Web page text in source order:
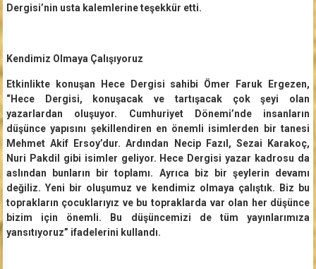
Dergisi’nin usta kalemlerine teşekkür etti.
Kendimiz Olmaya Çalışıyoruz
Etkinlikte konuşan Hece Dergisi sahibi Ömer Faruk Ergezen,
“Hece Dergisi, konuşacak ve tartışacak çok şeyi olan
yazarlardan oluşuyor. Cumhuriyet Dönemi’nde insanların
düşünce yapısını şekillendiren en önemli isimlerden bir tanesi
Mehmet Akif Ersoy’dur. Ardından Necip Fazıl, Sezai Karakoç,
Nuri Pakdil gibi isimler geliyor. Hece Dergisi yazar kadrosu da
aslından bunların bir toplamı. Ayrıca biz bir şeylerin devamı
değiliz. Yeni bir oluşumuz ve kendimiz olmaya çalıştık. Biz bu
toprakların çocuklarıyız ve bu topraklarda var olan her düşünce
bizim için önemli. Bu düşüncemizi de tüm yayınlarımıza
yansıtıyoruz” ifadelerini kullandı.